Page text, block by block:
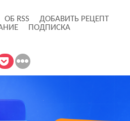
ОБ RSS
ДОБАВИТЬ РЕЦЕПТ
ПОДПИСКА